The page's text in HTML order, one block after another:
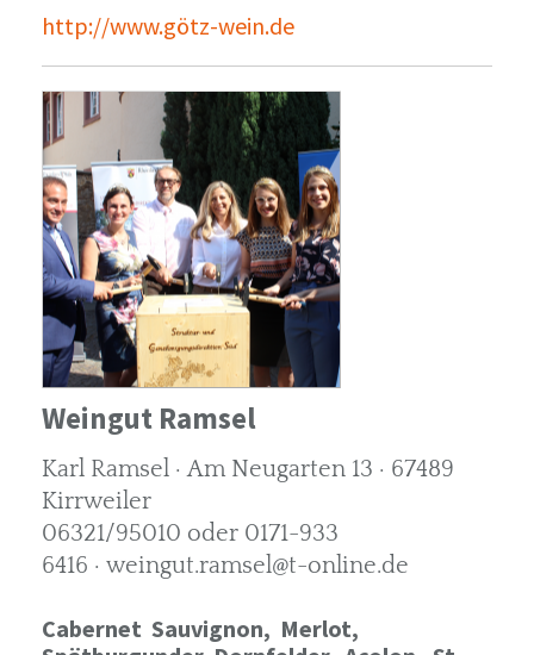
http://www.götz-wein.de
Weingut Ramsel
Karl Ramsel · Am Neugarten 13 · 67489
Kirrweiler
06321/95010 oder 0171-933
6416 · weingut.ramsel@t-online.de
Cabernet Sauvignon, Merlot,